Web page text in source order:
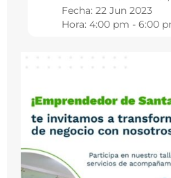
Fecha: 22 Jun 2023
Hora: 4:00 pm - 6:00